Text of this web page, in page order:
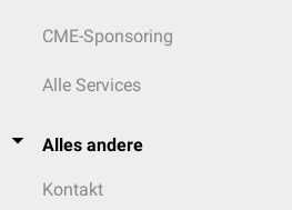
CME-Sponsoring
Alle Services
Alles andere
Kontakt